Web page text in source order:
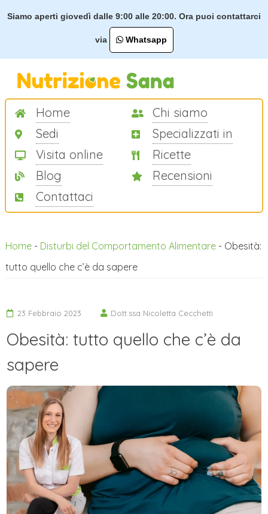
Siamo aperti giovedì dalle 9:00 alle 20:00. Ora puoi contattarci
via Whatsapp
Home
Chi siamo
Sedi
Specializzati in
Visita online
Ricette
Blog
Recensioni
Contattaci
Home- Disturbi del Comportamento Alimentare- Obesità:
tutto quello che c’è da sapere
23 Febbraio 2023 Dott.ssa Nicoletta Cecchetti
Obesità: tutto quello che c’è da
sapere